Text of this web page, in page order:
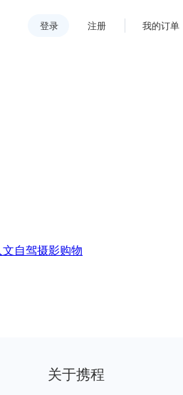
登录 注册 我的订单
文自驾摄影购物
关于携程